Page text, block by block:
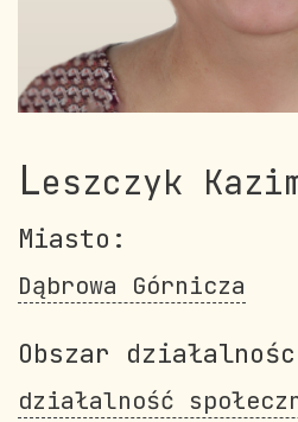
Leszczyk
Miasto:
Dąbrowa Górnicza
Obszar
działalność